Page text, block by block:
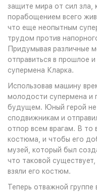
защите мира от сил зла,
порабощением всего
что еще неопытным
трудом против
Придумывая различные
отправиться в прошлое
супермена Кларка.
Использовав машину
молодости супермена и
будущем. Юный герой не
сподвижникам и
отпор всем врагам. В то
костюма, и чтобы его
музей, который был
что таковой
взяли его костюм.
Теперь отважной группе